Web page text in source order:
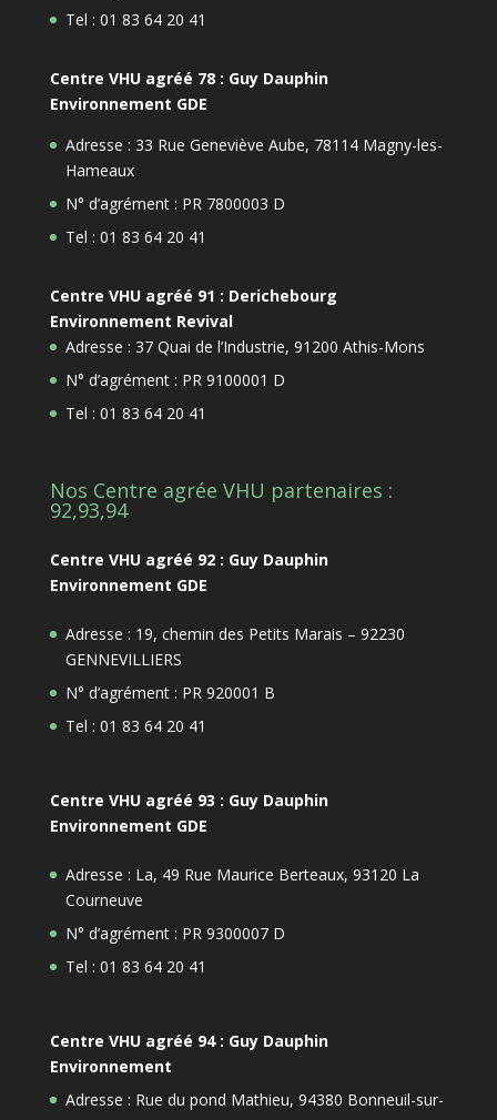
Tel : 01 83 64 20 41
Centre VHU agréé 78 : Guy Dauphin
Environnement GDE
Adresse : 33 Rue Geneviève Aube, 78114 Magny-les-
Hameaux
N° d’agrément : PR 7800003 D
Tel : 01 83 64 20 41
Centre VHU agréé 91 : Derichebourg
Environnement Revival
Adresse : 37 Quai de l’Industrie, 91200 Athis-Mons
N° d’agrément : PR 9100001 D
Tel : 01 83 64 20 41
Nos Centre agrée VHU partenaires :
92,93,94
Centre VHU agréé 92 : Guy Dauphin
Environnement GDE
Adresse : 19, chemin des Petits Marais – 92230
GENNEVILLIERS
N° d’agrément : PR 920001 B
Tel : 01 83 64 20 41
Centre VHU agréé 93 : Guy Dauphin
Environnement GDE
Adresse : La, 49 Rue Maurice Berteaux, 93120 La
Courneuve
N° d’agrément : PR 9300007 D
Tel : 01 83 64 20 41
Centre VHU agréé 94 : Guy Dauphin
Environnement
Adresse : Rue du pond Mathieu, 94380 Bonneuil-sur-